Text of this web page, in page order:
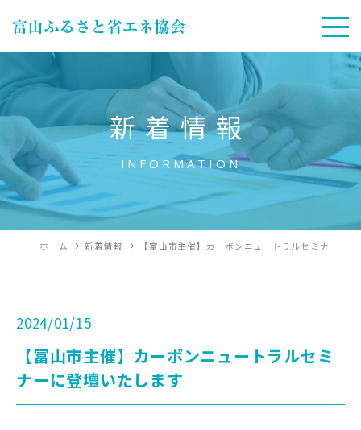
新着情報
INFORMATION
ホーム 新着情報 【富山市主催】カーボンニュートラルセミナ…
2024/01/15
【富山市主催】カーボンニュートラルセミ
ナーに登壇いたします